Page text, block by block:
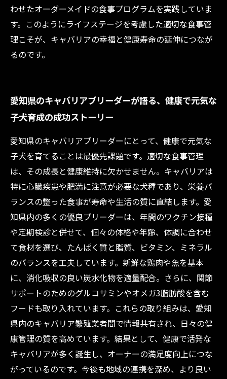
わせたオーダーメイドの食事プログラムを実践していま
す。このようにライフステージを考慮した適切な食事管
理こそが、キャバリアの幸福と健康寿命の延伸につなが
るのです。
愛知県のキャバリアブリーダーが語る、健康で元気な
子犬育成の成功ストーリー
愛知県のキャバリアブリーダーにとって、健康で元気な
子犬を育てることは最優先課題です。適切な食事管理
は、その成長と健康維持に欠かせません。キャバリアは
特に心臓疾患や肥満に注意が必要な犬種であり、栄養バ
ランスの整った食事が寿命や生活の質に直結します。愛
知県内の多くの優良ブリーダーは、年間のワクチン接種
や定期検診と併せて、個々の体格や年齢、体調に合わせ
て食材を選び、たんぱく質と脂質、ビタミン、ミネラル
のバランスを工夫しています。新鮮な鶏肉や魚を基本
に、消化吸収の良い炭水化物を適量配合。さらに、関節
サポートのためのグルコサミンやオメガ3脂肪酸を含む
フードも取り入れています。これらの取り組みは、愛知
県内のキャバリア繁殖業者間で情報共有され、日々の健
康管理の質を高めています。結果として、健康で活発な
キャバリアが多く誕生し、オーナーの満足度向上につな
がっているのです。今後も地域の連携を深め、より良い